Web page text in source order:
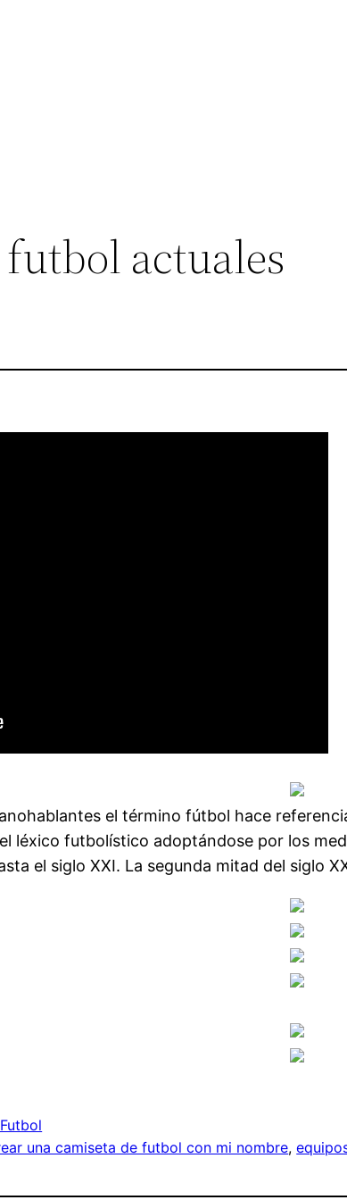
actuales
el término fútbol hace
léxico futbolístico adoptándose por los
el siglo XXI. La segunda mitad del siglo
una camiseta de futbol con mi nombre,